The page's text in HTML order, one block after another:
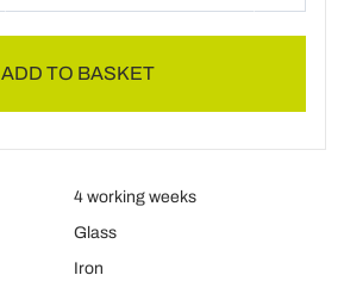
ADD TO BASKET
4 working weeks
Glass
Iron